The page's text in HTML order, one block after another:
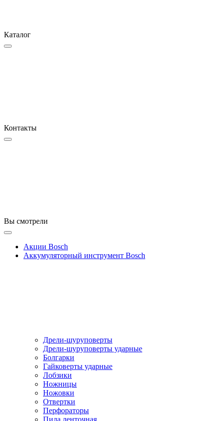
Каталог
Контакты
Вы смотрели
Акции Bosch
Аккумуляторный инструмент Bosch
Дрели-шуруповерты
Дрели-шуруповерты ударные
Болгарки
Гайковерты ударные
Лобзики
Ножницы
Ножовки
Отвертки
Перфораторы
Пила ленточная